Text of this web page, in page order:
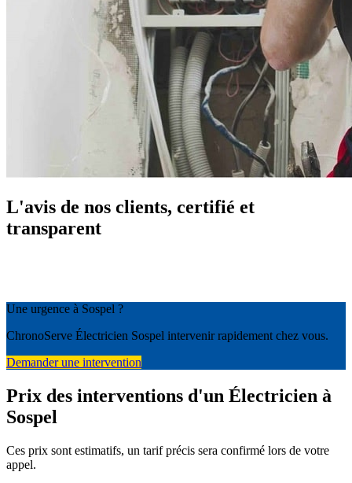
L'avis de nos clients, certifié et
transparent
Une urgence à Sospel ?
ChronoServe Électricien Sospel intervenir rapidement chez vous.
Demander une intervention
Prix des interventions d'un Électricien à
Sospel
Ces prix sont estimatifs, un tarif précis sera confirmé lors de votre
appel.